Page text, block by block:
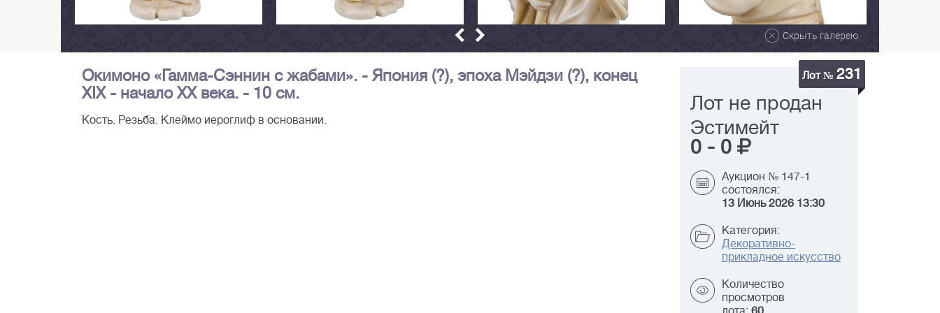
Скрыть галерею
Окимоно «Гамма-Сэннин с жабами». - Япония (?), эпоха Мэйдзи (?), конец
XIX - начало XX века. - 10 см.
Кость. Резьба. Клеймо иероглиф в основании.
Лот № 231
Лот не продан
Эстимейт
0 - 0
Аукцион № 147-1
состоялся:
13 Июнь 2026 13:30
Категория:
Декоративно-
прикладное искусство
Количество
просмотров